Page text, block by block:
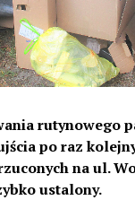
rutynowego
po raz
na ul.
ustalony.